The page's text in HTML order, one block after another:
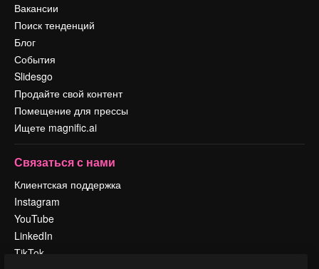
Вакансии
Поиск тенденций
Блог
События
Slidesgo
Продайте свой контент
Помещение для прессы
Ищете magnific.ai
Связаться с нами
Клиентская поддержка
Instagram
YouTube
LinkedIn
TikTok